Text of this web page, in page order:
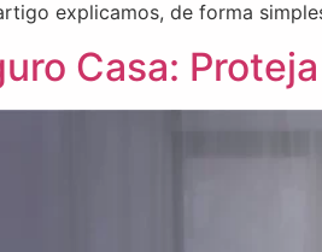
explicamos, de forma
Casa: